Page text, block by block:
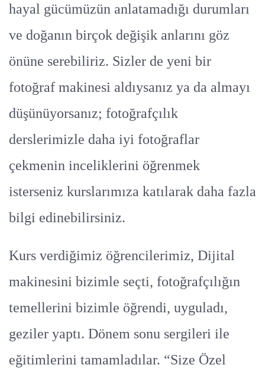
hayal gücümüzün anlatamadığı durumları
ve doğanın birçok değişik anlarını göz
önüne serebiliriz. Sizler de yeni bir
fotoğraf makinesi aldıysanız ya da almayı
düşünüyorsanız; fotoğrafçılık
derslerimizle daha iyi fotoğraflar
çekmenin inceliklerini öğrenmek
isterseniz kurslarımıza katılarak daha fazla
bilgi edinebilirsiniz.
Kurs verdiğimiz öğrencilerimiz, Dijital
makinesini bizimle seçti, fotoğrafçılığın
temellerini bizimle öğrendi, uyguladı,
geziler yaptı. Dönem sonu sergileri ile
eğitimlerini tamamladılar. “Size Özel